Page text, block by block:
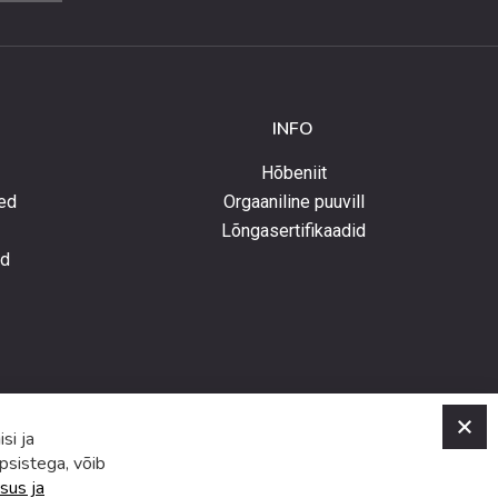
INFO
Hõbeniit
Orgaaniline puuvill
Lõngasertifikaadid
ja
võib
ja